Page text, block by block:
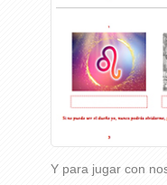
Y para jugar con